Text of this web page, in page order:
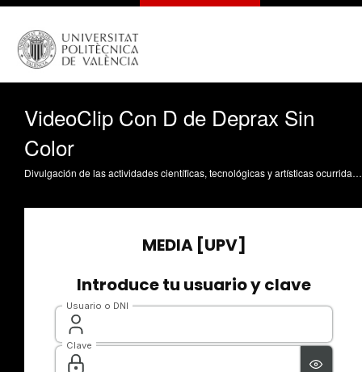
VideoClip Con D de Deprax Sin
Color
Divulgación de las actividades científicas, tecnológicas y artísticas ocurridas en los tres campus de la UPV